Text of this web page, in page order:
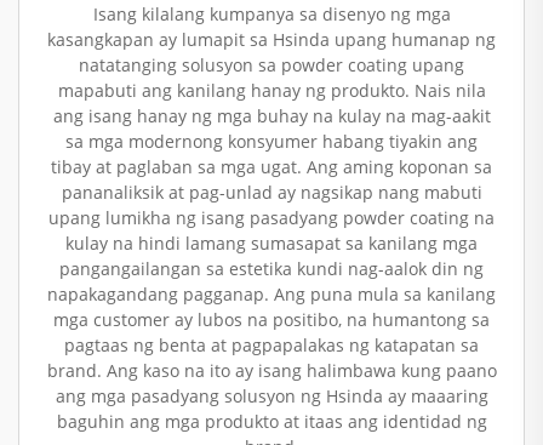
Isang kilalang kumpanya sa disenyo ng mga
kasangkapan ay lumapit sa Hsinda upang humanap ng
natatanging solusyon sa powder coating upang
mapabuti ang kanilang hanay ng produkto. Nais nila
ang isang hanay ng mga buhay na kulay na mag-aakit
sa mga modernong konsyumer habang tiyakin ang
tibay at paglaban sa mga ugat. Ang aming koponan sa
pananaliksik at pag-unlad ay nagsikap nang mabuti
upang lumikha ng isang pasadyang powder coating na
kulay na hindi lamang sumasapat sa kanilang mga
pangangailangan sa estetika kundi nag-aalok din ng
napakagandang pagganap. Ang puna mula sa kanilang
mga customer ay lubos na positibo, na humantong sa
pagtaas ng benta at pagpapalakas ng katapatan sa
brand. Ang kaso na ito ay isang halimbawa kung paano
ang mga pasadyang solusyon ng Hsinda ay maaaring
baguhin ang mga produkto at itaas ang identidad ng